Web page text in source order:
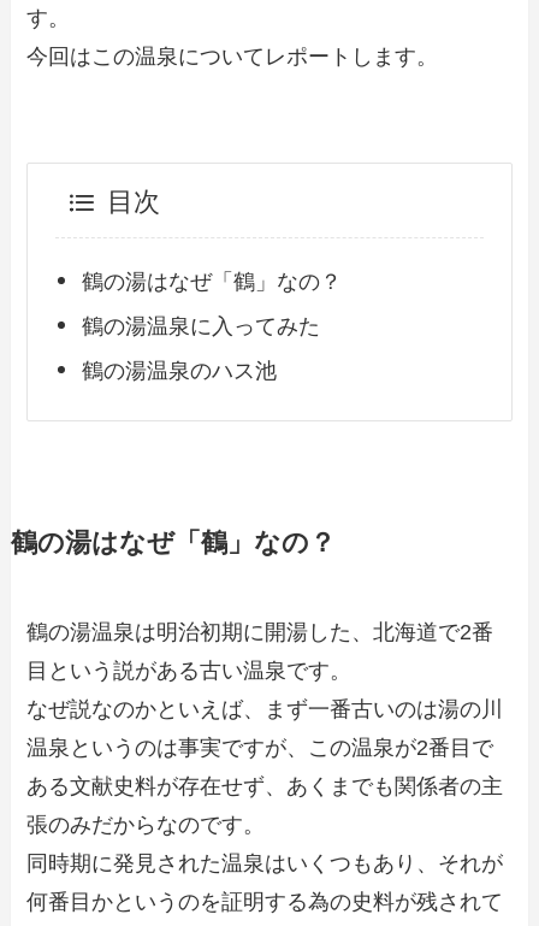
す。
今回はこの温泉についてレポートします。
目次
鶴の湯はなぜ「鶴」なの？
鶴の湯温泉に入ってみた
鶴の湯温泉のハス池
鶴の湯はなぜ「鶴」なの？
鶴の湯温泉は明治初期に開湯した、北海道で2番
目という説がある古い温泉です。
なぜ説なのかといえば、まず一番古いのは湯の川
温泉というのは事実ですが、この温泉が2番目で
ある文献史料が存在せず、あくまでも関係者の主
張のみだからなのです。
同時期に発見された温泉はいくつもあり、それが
何番目かというのを証明する為の史料が残されて